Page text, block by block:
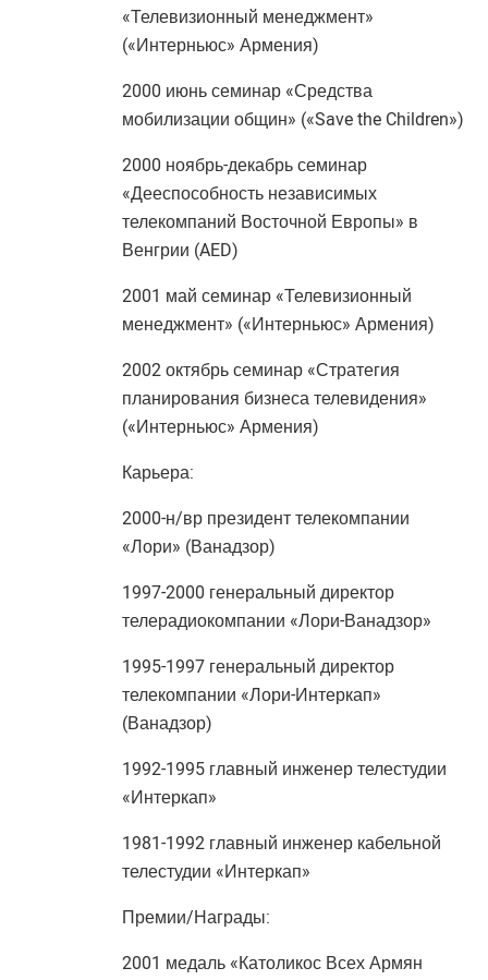
«Телевизионный менеджмент»
(«Интерньюс» Армения)
2000 июнь семинар «Средства
мобилизации общин» («Save the Children»)
2000 ноябрь-декабрь семинар
«Дееспособность независимых
телекомпаний Восточной Европы» в
Венгрии (AED)
2001 май семинар «Телевизионный
менеджмент» («Интерньюс» Армения)
2002 октябрь семинар «Стратегия
планирования бизнеса телевидения»
(«Интерньюс» Армения)
Карьера:
2000-н/вр президент телекомпании
«Лори» (Ванадзор)
1997-2000 генеральный директор
телерадиокомпании «Лори-Ванадзор»
1995-1997 генеральный директор
телекомпании «Лори-Интеркап»
(Ванадзор)
1992-1995 главный инженер телестудии
«Интеркап»
1981-1992 главный инженер кабельной
телестудии «Интеркап»
Премии/Награды:
2001 медаль «Католикос Всех Армян